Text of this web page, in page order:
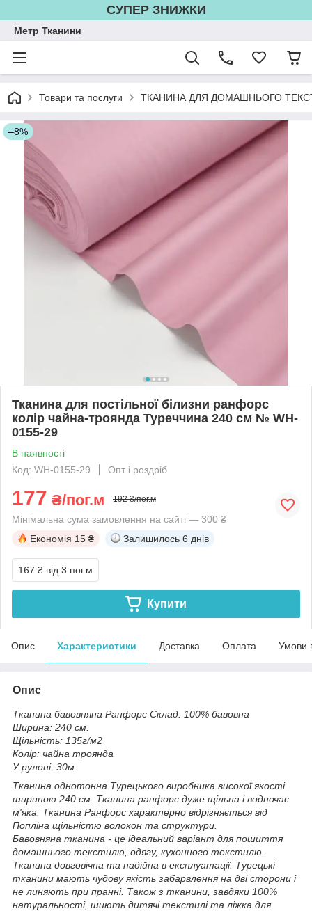
СУПЕР ЗНИЖКИ
Метр Тканини
Товари та послуги ТКАНИНА ДЛЯ ДОМАШНЬОГО
–8%
Тканина для постільної білизни ранфорс
колір чайна-троянда Туреччина 240 см № WH-
0155-29
В наявності
Код: WH-0155-29
Опт і роздріб
177 ₴/пог.м 192 ₴/пог.м
Мінімальна сума замовлення на сайті — 300 ₴
Економія 15 ₴ Залишилось 6 днів
167 ₴ від 3 пог.м
Купити
Опис Характеристики Доставка Оплата Умови
Опис
Тканина бавовняна Ранфорс Склад: 100% бавовна
Ширина: 240 см.
Щільність: 135г/м2
Колір: чайна троянда
У рулоні: 30м
Тканина однотонна Турецького виробника високої якості
шириною 240 см. Тканина ранфорс дуже щільна і водночас
м'яка. Тканина Ранфорс характерно відрізняється від
Попліна щільністю волокон та структури.
Бавовняна тканина - це ідеальний варіант для пошиття
домашнього текстилю, одягу, кухонного текстилю.
Тканина довговічна та надійна в експлуатації. Турецькі
тканини мають чудову якість забарвлення на дві сторони і
не линяють при пранні. Також з тканини, завдяки 100%
натуральності, шиють дитячі текстилі та ліжка для